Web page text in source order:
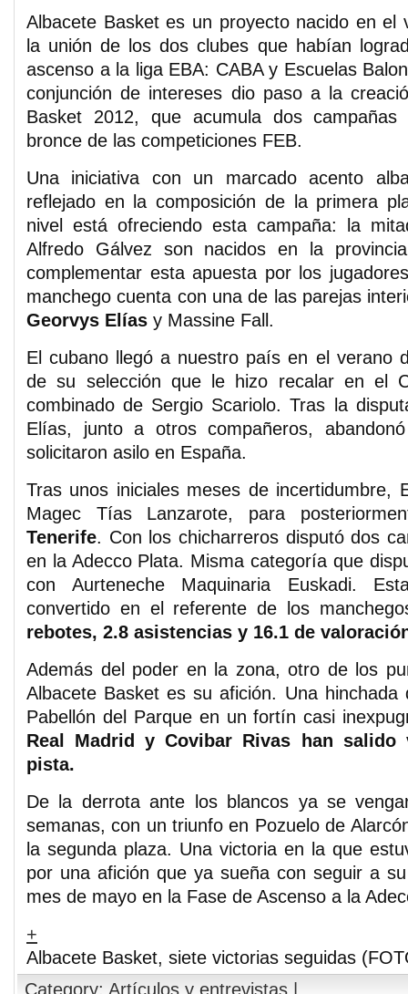
Albacete Basket es un proyecto nacido en el
la unión de los dos clubes que habían
ascenso a la liga EBA: CABA y Escuelas
conjunción de intereses dio paso a la
Basket 2012, que acumula dos
bronce de las competiciones FEB.
Una iniciativa con un marcado acento
reflejado en la composición de la primera
nivel está ofreciendo esta campaña: la
Alfredo Gálvez son nacidos en la
complementar esta apuesta por los
manchego cuenta con una de las parejas
Georvys Elías y Massine Fall.
El cubano llegó a nuestro país en el verano
de su selección que le hizo recalar en el
combinado de Sergio Scariolo. Tras la
Elías, junto a otros compañeros,
solicitaron asilo en España.
Tras unos iniciales meses de incertidumbre,
Magec Tías Lanzarote, para
Tenerife. Con los chicharreros disputó dos
en la Adecco Plata. Misma categoría que
con Aurteneche Maquinaria Euskadi.
convertido en el referente de los
rebotes, 2.8 asistencias y 16.1 de
Además del poder en la zona, otro de los
Albacete Basket es su afición. Una hinchada
Pabellón del Parque en un fortín casi
Real Madrid y Covibar Rivas han salido
pista.
De la derrota ante los blancos ya se
semanas, con un triunfo en Pozuelo de
la segunda plaza. Una victoria en la que
por una afición que ya sueña con seguir a
mes de mayo en la Fase de Ascenso a la
+
Albacete Basket, siete victorias seguidas
Category: Artículos y entrevistas